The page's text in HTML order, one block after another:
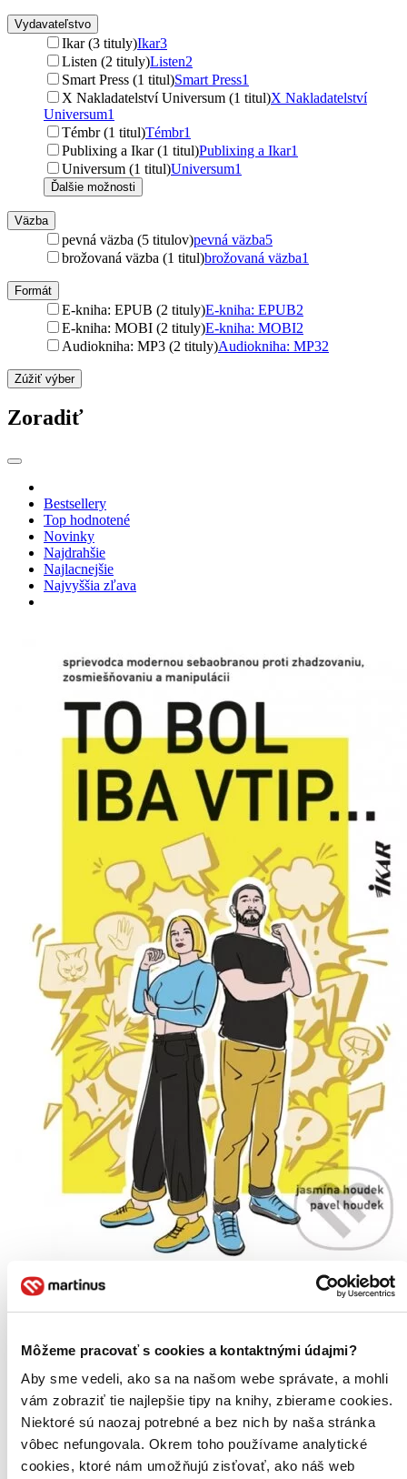
Môžeme pracovať s cookies a kontaktnými údajmi?
Aby sme vedeli, ako sa na našom webe správate, a mohli
vám zobraziť tie najlepšie tipy na knihy, zbierame cookies.
Niektoré sú naozaj potrebné a bez nich by naša stránka
vôbec nefungovala. Okrem toho používame analytické
cookies, ktoré nám umožňujú zisťovať, ako náš web
Vydavateľstvo
Ikar (3 tituly)Ikar3
Listen (2 tituly)Listen2
Smart Press (1 titul)Smart Press1
X Nakladatelství Universum (1 titul)X Nakladatelství
Universum1
Témbr (1 titul)Témbr1
Publixing a Ikar (1 titul)Publixing a Ikar1
Universum (1 titul)Universum1
Ďalšie možnosti
Väzba
pevná väzba (5 titulov)pevná väzba5
brožovaná väzba (1 titul)brožovaná väzba1
Formát
E-kniha: EPUB (2 tituly)E-kniha: EPUB2
E-kniha: MOBI (2 tituly)E-kniha: MOBI2
Audiokniha: MP3 (2 tituly)Audiokniha: MP32
Zúžiť výber
Zoradiť
Bestsellery
Top hodnotené
Novinky
Najdrahšie
Najlacnejšie
Najvyššia zľava
To bol iba vtip...Sprievodca modernou sebaobranou proti
zhadzovaniu, zosmiešňovaniu a manipulácii
Pavel Houdek
Zažili ste situáciu, keď niekto poznamenal niečo nevhodné a vy ste
zostali bez slov? Cítite, že vás brzdí neviditeľná sieť očakávaní a
stereotypov? Potom je táto kniha určená presne pre vás! S jej
pomocou sa naučíte jasne, pohotovo a s nadhľadom...
Kniha pevná väzba
18,60 €